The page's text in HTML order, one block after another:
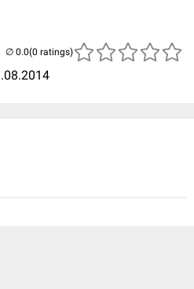
(0 ratings)